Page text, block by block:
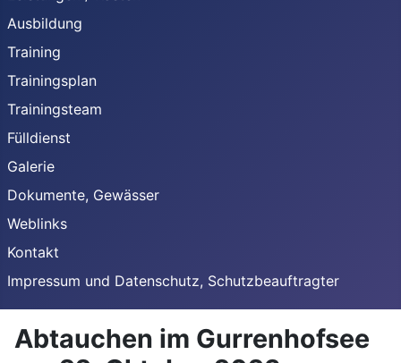
Ausbildung
Training
Trainingsplan
Trainingsteam
Fülldienst
Galerie
Dokumente, Gewässer
Weblinks
Kontakt
Impressum und Datenschutz, Schutzbeauftragter
Abtauchen im Gurrenhofsee